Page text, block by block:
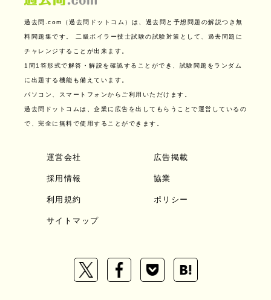
過去問.com（過去問ドットコム）は、過去問と予想問題の解説つき無
料問題集です。 二級ボイラー技士試験の試験対策として、過去問題に
チャレンジすることが出来ます。
1問1答形式で解答・解説を確認することができ、試験問題をランダム
に出題する機能も備えています。
パソコン、スマートフォンからご利用いただけます。
過去問ドットコムは、企業に広告を出してもらうことで運営しているの
で、完全に無料で使用することができます。
運営会社 広告掲載
採用情報 協業
利用規約 ポリシー
サイトマップ